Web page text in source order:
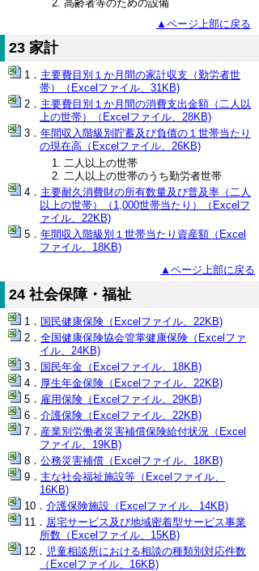
高齢者等のための設備
▲ページ上部に戻る
23 家計
主要費目別１か月間の家計収支（勤労者世
帯）（Excelファイル、31KB)
主要費目別１か月間の消費支出金額（二人以
上の世帯）（Excelファイル、28KB)
年間収入階級別貯蓄及び負債の１世帯当たり
の現在高（Excelファイル、26KB)
二人以上の世帯
二人以上の世帯のうち勤労者世帯
主要耐久消費財の所有数量及び普及率（二人
以上の世帯）（1,000世帯当たり）（Excelフ
ァイル、22KB)
年間収入階級別１世帯当たり資産額（Excel
ファイル、18KB)
▲ページ上部に戻る
24 社会保障・福祉
国民健康保険（Excelファイル、22KB)
全国健康保険協会管掌健康保険（Excelファ
イル、24KB)
国民年金（Excelファイル、18KB)
厚生年金保険（Excelファイル、22KB)
雇用保険（Excelファイル、29KB)
介護保険（Excelファイル、22KB)
産業別労働者災害補償保険給付状況（Excel
ファイル、19KB)
公務災害補償（Excelファイル、18KB)
主な社会福祉施設等（Excelファイル、
16KB)
介護保険施設（Excelファイル、14KB)
居宅サービス及び地域密着型サービス事業
所数（Excelファイル、15KB)
児童相談所における相談の種類別対応件数
（Excelファイル、16KB)